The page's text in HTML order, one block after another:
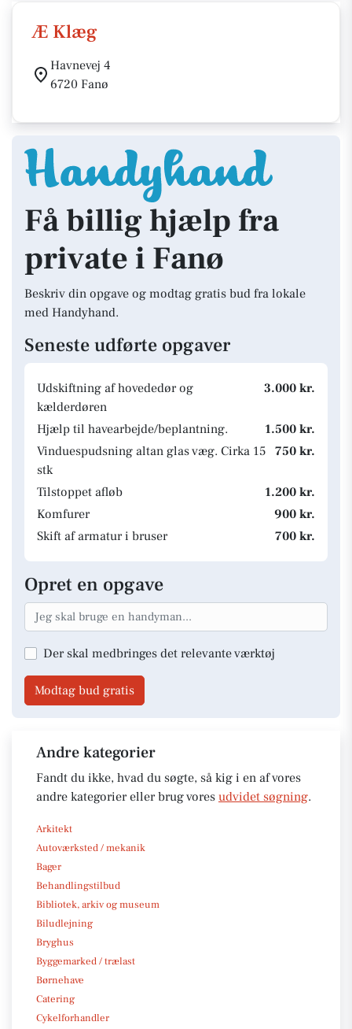
Æ Klæg
Havnevej 4
6720 Fanø
Få billig hjælp fra
private i Fanø
Beskriv din opgave og modtag gratis bud fra lokale
med Handyhand.
Seneste udførte opgaver
Udskiftning af hovededør og
kælderdøren
3.000 kr.
Hjælp til havearbejde/beplantning.
1.500 kr.
Vinduespudsning altan glas væg. Cirka 15
stk
750 kr.
Tilstoppet afløb
1.200 kr.
Komfurer
900 kr.
Skift af armatur i bruser
700 kr.
Opret en opgave
Der skal medbringes det relevante værktøj
Modtag bud gratis
Andre kategorier
Fandt du ikke, hvad du søgte, så kig i en af vores
andre kategorier eller brug vores udvidet søgning.
Arkitekt
Autoværksted / mekanik
Bager
Behandlingstilbud
Bibliotek, arkiv og museum
Biludlejning
Bryghus
Byggemarked / trælast
Børnehave
Catering
Cykelforhandler